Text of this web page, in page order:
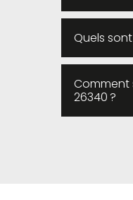
Quels
Comment
26340 ?